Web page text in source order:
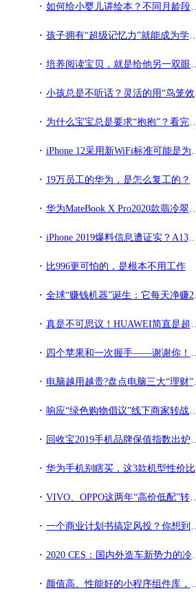
如何给小婴儿讲绘本？不同月龄段，如何正确给小宝宝讲绘本
孩子拥有“超级记忆力”就能成为学霸？不，也可能会让他备受折磨
培养阅读宝贝，就是给他另一双眼睛看世界！你想好怎么做了吗？
小孩总是不听话？灵活的用“鸟笼效应”，教育孩子其实没多难
为什么宝宝总是要求“抱抱”？看完这些原因，真的有被暖到
iPhone 12采用新WiFi标准可能是为了与苹果智能眼镜兼容
19万员工的华为，是怎么复工的？
华为MateBook X Pro2020款翡冷翠色全球首发 惊艳全场
iPhone 2019爆料信息遭证实？A13仿生将于月底量产
比996更可怕的，是根本不用工作
全球“赚钱机器”诞生：它每天净赚21亿，是苹果的2倍
真是不可思议！HUAWEI简直是超级强大
四个苹果和一次握手——谢谢你！来自辽宁的医护
电脑越用越贵?盘点电脑三大“理财”产品,二手比新的还值钱
响应“绿色购物倡议”线下商家转战线上，开直播卖手机推家电
回收宝2019手机品牌保值指数出炉，四款国产品牌保值率超华为
华为手机别瞎买，这3款机型性价比最高，用三年不过时
VIVO、OPPO这两年“高价低配”转向“技术为先”走向国际大舞台
一个商业计划书搞定风投？你想到太简单，告诉你真实的融资干货
2020 CES：国内外造车新势力的冷与热
颜值高、性能好的小程序组件库，带给你不一样的视觉体验